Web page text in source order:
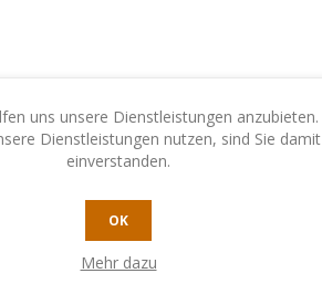
uns unsere Dienstleistungen anzubieten.
Dienstleistungen nutzen, sind Sie damit
einverstanden.
OK
Mehr dazu